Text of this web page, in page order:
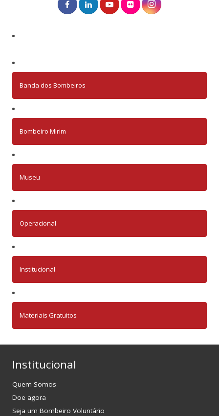
Banda dos Bombeiros
Bombeiro Mirim
Museu
Operacional
Institucional
Materiais Gratuitos
Institucional
Quem Somos
Doe agora
Seja um Bombeiro Voluntário